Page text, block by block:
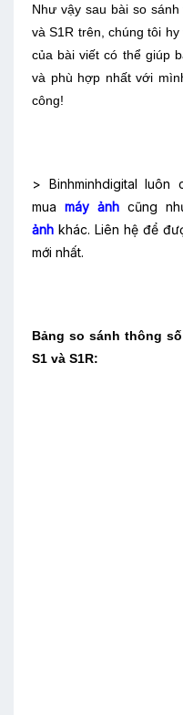
Như vậy sau bài so sánh
và S1R trên, chúng tôi
của bài viết có thể giúp
và phù hợp nhất với
công!
> Binhminhdigital
muamáy ảnh cũng
ảnh khác. Liên hệ để
mới nhất.
Bảng so sánh thông
S1 và S1R: